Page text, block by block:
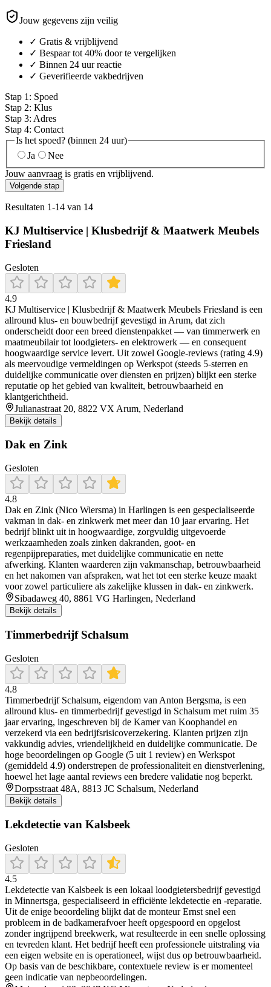
Jouw gegevens zijn veilig
✓ Gratis & vrijblijvend
✓ Bespaar tot 40% door te vergelijken
✓ Binnen 24 uur reactie
✓ Geverifieerde vakbedrijven
Stap 1 : Spoed
Stap 2: Klus
Stap 3: Adres
Stap 4: Contact
Is het spoed? (binnen 24 uur)
Ja
Nee
Jouw aanvraag is gratis en vrijblijvend.
Volgende stap
Resultaten 1-14 van 14
KJ Multiservice | Klusbedrijf & Maatwerk Meubels
Friesland
Gesloten
4.9
KJ Multiservice | Klusbedrijf & Maatwerk Meubels Friesland is een
allround klus- en bouwbedrijf gevestigd in Arum, dat zich
onderscheidt door een breed dienstenpakket — van timmerwerk en
maatmeubilair tot loodgieters- en elektrowerk — en consequent
hoogwaardige service levert. Uit zowel Google‑reviews (rating 4.9)
als meervoudige vermeldingen op Werkspot (steeds 5‑sterren en
duidelijke communicatie over diensten en prijzen) blijkt een sterke
reputatie op het gebied van kwaliteit, betrouwbaarheid en
klantgerichtheid.
Julianastraat 20, 8822 VX Arum, Nederland
Bekijk details
Dak en Zink
Gesloten
4.8
Dak en Zink (Nico Wiersma) in Harlingen is een gespecialiseerde
vakman in dak- en zinkwerk met meer dan 10 jaar ervaring. Het
bedrijf blinkt uit in hoogwaardige, zorgvuldig uitgevoerde
werkzaamheden zoals zinken dakranden, goot- en
regenpijpreparaties, met duidelijke communicatie en nette
afwerking. Klanten waarderen zijn vakmanschap, betrouwbaarheid
en het nakomen van afspraken, wat het tot een sterke keuze maakt
voor zowel particuliere als zakelijke klussen in dak- en zinkwerk.
Sibadaweg 40, 8861 VG Harlingen, Nederland
Bekijk details
Timmerbedrijf Schalsum
Gesloten
4.8
Timmerbedrijf Schalsum, eigendom van Anton Bergsma, is een
allround klus- en timmerbedrijf gevestigd in Schalsum met ruim 35
jaar ervaring, ingeschreven bij de Kamer van Koophandel en
verzekerd via een bedrijfsrisicoverzekering. Klanten prijzen zijn
vakkundig advies, vriendelijkheid en duidelijke communicatie. De
hoge beoordelingen op Google (5 uit 1 review) en Werkspot
(gemiddeld 4.9) onderstrepen de professionaliteit en dienstverlening,
hoewel het lage aantal reviews een bredere validatie nog beperkt.
Dorpsstraat 48A, 8813 JC Schalsum, Nederland
Bekijk details
Lekdetectie van Kalsbeek
Gesloten
4.5
Lekdetectie van Kalsbeek is een lokaal loodgietersbedrijf gevestigd
in Minnertsga, gespecialiseerd in efficiënte lekdetectie en -reparatie.
Uit de enige beoordeling blijkt dat de monteur Ernst snel een
probleem in de badkamerafvoer heeft opgespoord en opgelost
zonder ingrijpend breekwerk, wat resulteerde in een snelle oplossing
en tevreden klant. Het bedrijf heeft een professionele uitstraling via
een eigen website en is operationeel, wijst dus op betrouwbaarheid.
Op basis van de beschikbare, contextuele review is er momenteel
geen indicatie van nepbeoordelingen.